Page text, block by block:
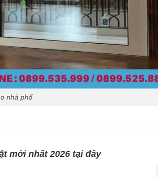
nhà phố
mới nhất 2026 tại đây